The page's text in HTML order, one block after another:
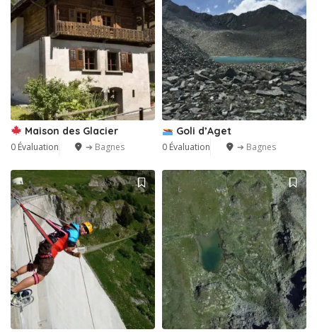
Maison des Glacier
0 Évaluation ➔ Bagnes
Goli d’Aget
0 Évaluation ➔ Bagnes